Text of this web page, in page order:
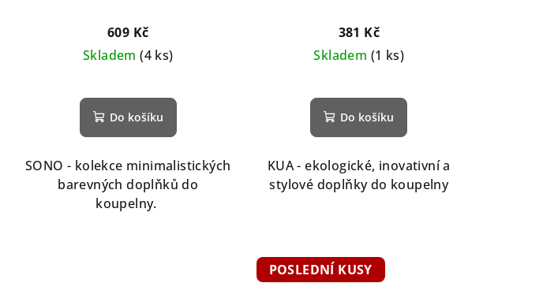
609 Kč
Skladem(4 ks)
Do košíku
SONO - kolekce minimalistických
barevných doplňků do
koupelny.
381 Kč
Skladem (1 ks)
Do košíku
KUA - ekologické, inovativní a
stylové doplňky do koupelny
POSLEDNÍ KUSY